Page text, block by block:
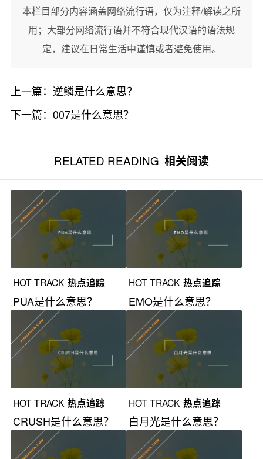
本栏目部分内容涵盖网络流行语，仅为注释/解读之所
用；大部分网络流行语并不符合现代汉语的语法规
定，建议在日常生活中谨慎或者避免使用。
上一篇： 逆鳞是什么意思？
下一篇： 007是什么意思？
RELATED READING 相关阅读
HOT TRACK 热点追踪
PUA是什么意思？
HOT TRACK 热点追踪
EMO是什么意思？
HOT TRACK 热点追踪
CRUSH是什么意思？
HOT TRACK 热点追踪
白月光是什么意思？